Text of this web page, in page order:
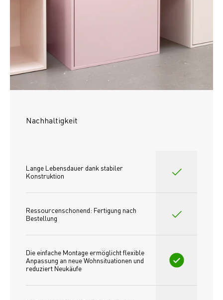
Nachhaltigkeit
Lange Lebensdauer dank stabiler
Konstruktion
Ressourcenschonend: Fertigung nach
Bestellung
Die einfache Montage ermöglicht flexible
Anpassung an neue Wohnsituationen und
reduziert Neukäufe